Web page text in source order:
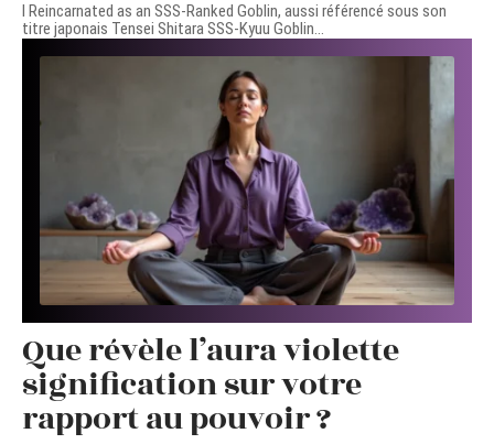
I Reincarnated as an SSS-Ranked Goblin, aussi référencé sous son
titre japonais Tensei Shitara SSS-Kyuu Goblin…
Que révèle l’aura violette
signification sur votre
rapport au pouvoir ?